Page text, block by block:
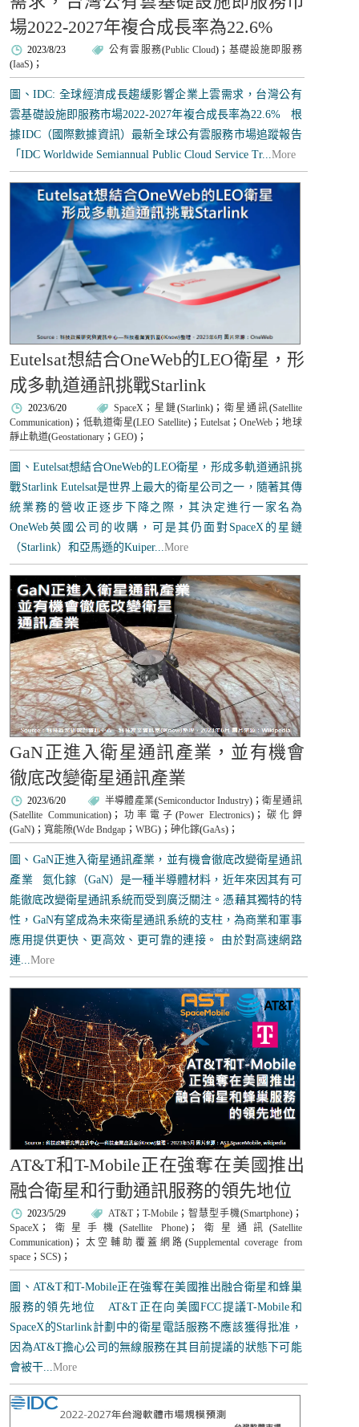
場2022-2027年複合成長率為22.6%
2023/8/23 公有雲服務(Public Cloud)； 基礎設施即服務
(IaaS)；
圖、IDC: 全球經濟成長趨緩影響企業上雲需求，台灣公有
雲基礎設施即服務市場2022-2027年複合成長率為22.6% 根
據IDC（國際數據資訊）最新全球公有雲服務市場追蹤報告
「IDC Worldwide Semiannual Public Cloud Service Tr...More
Eutelsat想結合OneWeb的LEO衛星，形
成多軌道通訊挑戰Starlink
2023/6/20 SpaceX ； 星鏈(Starlink)； 衛星通訊(Satellite
Communication)； 低軌道衛星(LEO Satellite)； Eutelsat； OneWeb； 地球
靜止軌道(Geostationary ；GEO)；
圖、Eutelsat想結合OneWeb的LEO衛星，形成多軌道通訊挑
戰Starlink Eutelsat是世界上最大的衛星公司之一，隨著其傳
統業務的營收正逐步下降之際，其決定進行一家名為
OneWeb英國公司的收購，可是其仍面對SpaceX的星鏈
（Starlink）和亞馬遜的Kuiper...More
GaN正進入衛星通訊產業，並有機會
徹底改變衛星通訊產業
2023/6/20 半導體產業(Semiconductor Industry)； 衛星通訊
(Satellite Communication)； 功率電子 (Power Electronics)；
碳化鉀
(GaN)；寬能隙(Wde Bndgap ；WBG)；砷化鎵(GaAs)；
圖、GaN正進入衛星通訊產業，並有機會徹底改變衛星通訊
產業 氮化鎵（GaN）是一種半導體材料，近年來因其有可
能徹底改變衛星通訊系統而受到廣泛關注。憑藉其獨特的特
性，GaN有望成為未來衛星通訊系統的支柱，為商業和軍事
應用提供更快、更高效、更可靠的連接。 由於對高速網路
連...More
AT&T和T-Mobile正在強奪在美國推出
融合衛星和行動通訊服務的領先地位
2023/5/29 AT&T； T-Mobile； 智慧型手機(Smartphone)；
SpaceX ； 衛星手機(Satellite Phone)； 衛星通訊 (Satellite
Communication)； 太空輔助覆蓋網路 (Supplemental coverage from
space ；SCS)；
圖、AT&T和T-Mobile正在強奪在美國推出融合衛星和蜂巢
服務的領先地位 AT&T正在向美國FCC提議T-Mobile和
SpaceX的Starlink計劃中的衛星電話服務不應該獲得批准，
因為AT&T擔心公司的無線服務在其目前提議的狀態下可能
會被干...More